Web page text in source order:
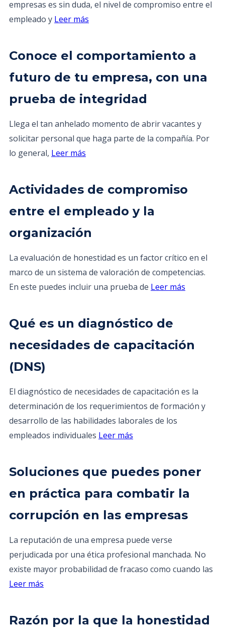
empresas es sin duda, el nivel de compromiso entre el
empleado y Leer más
Conoce el comportamiento a
futuro de tu empresa, con una
prueba de integridad
Llega el tan anhelado momento de abrir vacantes y
solicitar personal que haga parte de la compañía. Por
lo general, Leer más
Actividades de compromiso
entre el empleado y la
organización
La evaluación de honestidad es un factor crítico en el
marco de un sistema de valoración de competencias.
En este puedes incluir una prueba de Leer más
Qué es un diagnóstico de
necesidades de capacitación
(DNS)
El diagnóstico de necesidades de capacitación es la
determinación de los requerimientos de formación y
desarrollo de las habilidades laborales de los
empleados individuales Leer más
Soluciones que puedes poner
en práctica para combatir la
corrupción en las empresas
La reputación de una empresa puede verse
perjudicada por una ética profesional manchada. No
existe mayor probabilidad de fracaso como cuando las
Leer más
Razón por la que la honestidad